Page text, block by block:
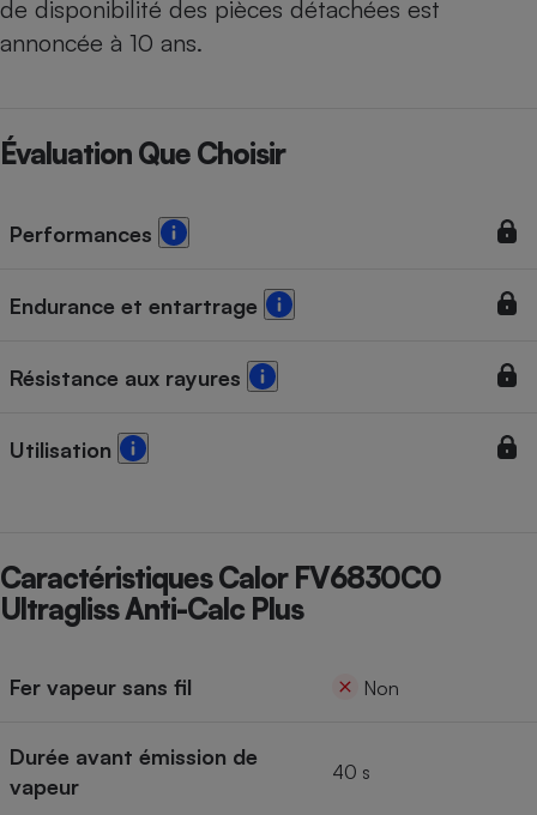
de disponibilité des pièces détachées est
annoncée à 10 ans.
Évaluation Que Choisir
Performances
Endurance et entartrage
Résistance aux rayures
Utilisation
Caractéristiques Calor FV6830C0
Ultragliss Anti-Calc Plus
Fer vapeur sans fil Non
Durée avant émission de
vapeur
40 s